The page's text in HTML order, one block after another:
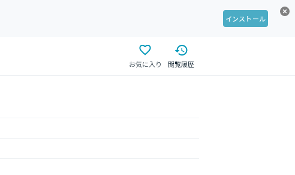
インストール
お気に入り 閲覧履歴